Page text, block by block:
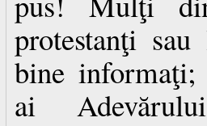
protestanţi
bine informaţi;
ai